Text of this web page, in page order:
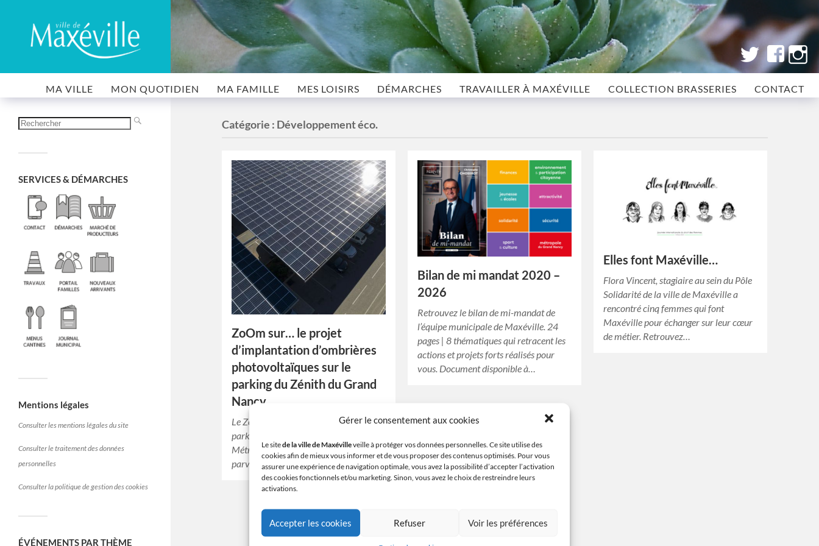
Gérer le consentement aux cookies
Le sitede la ville de Maxévilleveille à protéger vos données personnelles. Ce site utilise des
cookies afin de mieux vous informer et de vous proposer des contenus optimisés. Pour vous
assurer une expérience de navigation optimale, vous avez la possibilité d’accepter l’activation
des cookies fonctionnels et/ou marketing. Sinon, vous avez le choix de restreindre leurs
activations.
Accepter les cookies Refuser Voir les préférences
MA VILLE MON QUOTIDIEN MA FAMILLE MES LOISIRS DÉMARCHES TRAVAILLER À MAXÉVILLE COLLECTION BRASSERIES CONTACT
SERVICES & DÉMARCHES
Mentions légales
Consulter les mentions légales du site
Consulter le traitement des données
personnelles
Consulter la politique de gestion des cookies
ÉVÉNEMENTS PAR THÈME
Catégorie : Développement éco.
ZoOm sur… le projet
d’implantation d’ombrières
photovoltaïques sur le
parking du Zénith du Grand
Nancy
Le Zénith du Grand Nancy est doté d’un
parking de 3,6 hectares, propriété de la
Métropole du Grand Nancy, et d’un
parvis de 1,7 hectares, pour un cumul…
Bilan de mi mandat 2020 –
2026
Retrouvez le bilan de mi-mandat de
l’équipe municipale de Maxéville. 24
pages | 8 thématiques qui retracent les
actions et projets forts réalisés pour
vous. Document disponible à…
Elles font Maxéville…
Flora Vincent, stagiaire au sein du Pôle
Solidarité de la ville de Maxéville a
rencontré cinq femmes qui font
Maxéville pour échanger sur leur cœur
de métier. Retrouvez…